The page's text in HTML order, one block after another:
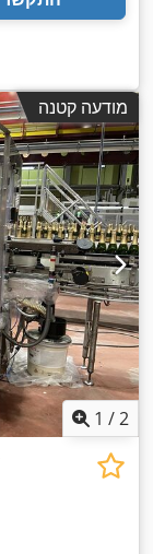
מודעה קטנה
1 /2